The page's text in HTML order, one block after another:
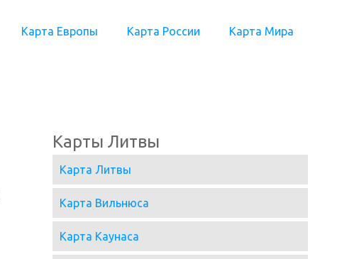
Карта Европы Карта России Карта Мира
Карты Литвы
Карта Литвы
Карта Вильнюса
Карта Каунаса